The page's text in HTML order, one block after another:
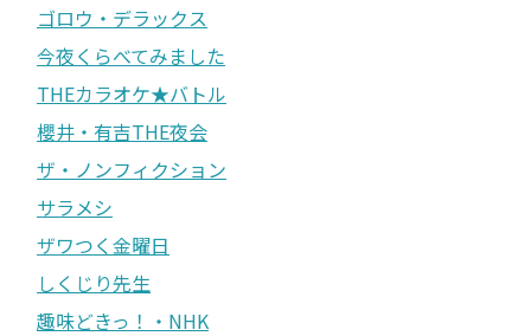
ゴロウ・デラックス
今夜くらべてみました
THEカラオケ★バトル
櫻井・有吉THE夜会
ザ・ノンフィクション
サラメシ
ザワつく金曜日
しくじり先生
趣味どきっ！・NHK